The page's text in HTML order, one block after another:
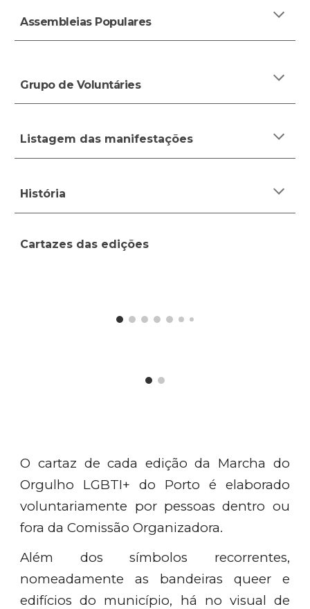
Assembleias Populares
Grupo de Voluntáries
Listagem das manifestações
História
Cartazes das edições
O cartaz de cada edição da Marcha do
Orgulho LGBTI+ do Porto é elaborado
voluntariamente por pessoas dentro ou
fora da Comissão Organizadora.
Além dos símbolos recorrentes,
nomeadamente as bandeiras queer e
edifícios do município, há no visual de